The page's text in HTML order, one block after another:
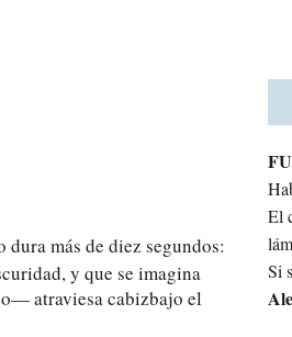
más de diez segundos:
y que se imagina
atraviesa cabizbajo el
El
Si